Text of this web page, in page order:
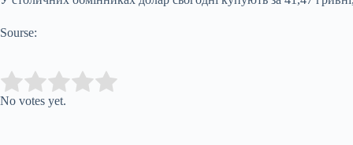
Sourse:
Rate this item:
No votes yet.